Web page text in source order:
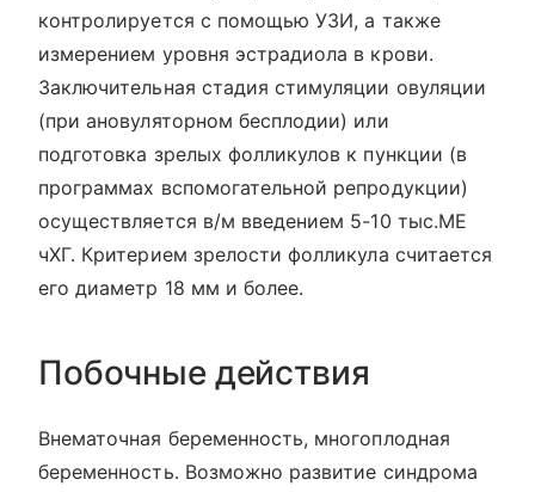
контролируется с помощью УЗИ, а также
измерением уровня эстрадиола в крови.
Заключительная стадия стимуляции овуляции
(при ановуляторном бесплодии) или
подготовка зрелых фолликулов к пункции (в
программах вспомогательной репродукции)
осуществляется в/м введением 5-10 тыс.МЕ
чХГ. Критерием зрелости фолликула считается
его диаметр 18 мм и более.
Побочные действия
Внематочная беременность, многоплодная
беременность. Возможно развитие синдрома